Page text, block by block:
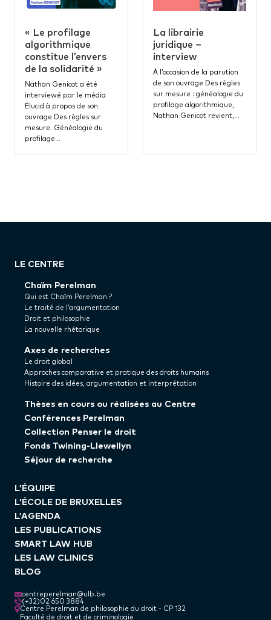
« Le profilage
algorithmique
constitue l’envers
de la solidarité »
Nathan Genicot a été
interviewé par le média
Élucid à propos de son
ouvrage Des règles sur
mesure. Généalogie du
profilage…
La librairie
juridique –
interview
À l’occasion de la parution
de son ouvrage Des règles
sur mesure : généalogie du
profilage algorithmique,
Nathan Genicot revient,…
LE CENTRE
Chaïm Perelman
Qui est Chaïm Perelman ?
Le traité de l’argumentation
Droit et philosophie
La nouvelle rhétorique
Axes de recherches
Le droit global
Approches comparative et pratique des droits humains
Histoire des idées, argumentation et interprétation
Thèses en cours ou réalisées au Centre
Conférences Perelman
Collection Penser le droit
Fonds Twining-Llewellyn
Séjour de recherche
L’ÉQUIPE
L’ÉCOLE DE BRUXELLES
L’AGENDA
LES PUBLICATIONS
SMART LAW HUB
LES LAW CLINICS
BLOG
centreperelman@ulb.be
(+32)02 650 3884
Centre Perelman de philosophie du droit - CP 132
Faculté de droit et de criminologie